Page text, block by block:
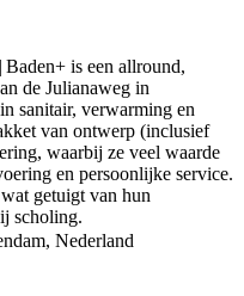
Baden+ is een allround,
de Julianaweg in
sanitair, verwarming en
van ontwerp (inclusief
waarbij ze veel waarde
en persoonlijke service.
getuigt van hun
scholing.
Nederland